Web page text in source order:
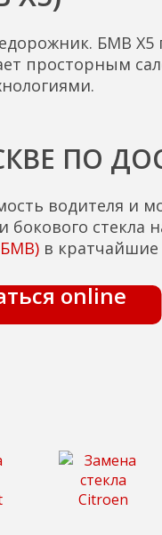
БМВ Х5
просторным
ПО
водителя и
стекла
в
online